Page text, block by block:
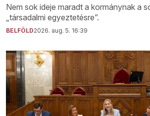
Nem sok ideje maradt a kormánynak a
„társadalmi egyeztetésre”.
BELFÖLD2026. aug. 5. 16:39